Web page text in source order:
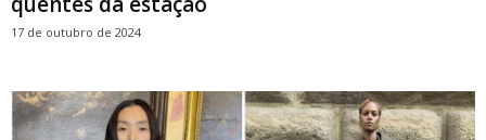
17 de outubro de 2024